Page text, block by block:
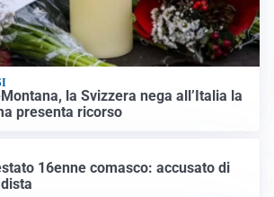
la Svizzera nega all’Italia la
presenta ricorso
16enne comasco: accusato di